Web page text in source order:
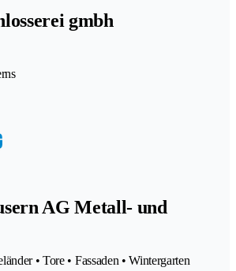
gmbh
AG Metall- und
• Tore • Fassaden • Wintergarten